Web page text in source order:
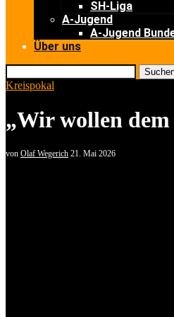
SH-Liga
A-Jugend
A-Jugend
Über uns
Kreispokal
„Wir wollen dem
von Olaf Wegerich 21. Mai 2026